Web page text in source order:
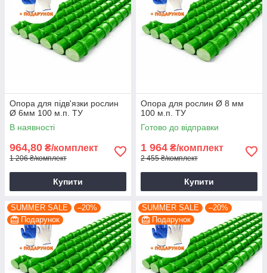
Опора для підв'язки рослин
Ø 6мм 100 м.п. ТУ
В наявності
964,80 ₴/комплект
1 206 ₴/комплект
Купити
Опора для рослин Ø 8 мм
100 м.п. ТУ
Готово до відправки
1 964 ₴/комплект
2 455 ₴/комплект
Купити
SUMMER SALE
–20%
Подарунок
SUMMER SALE
–20%
Подарунок